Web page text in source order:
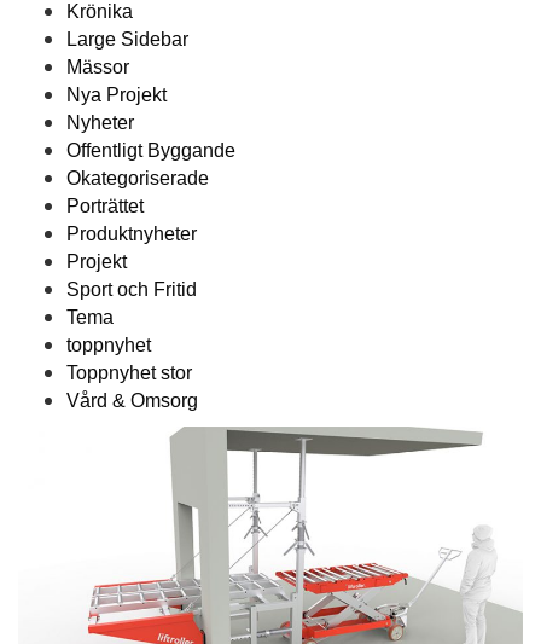
Krönika
Large Sidebar
Mässor
Nya Projekt
Nyheter
Offentligt Byggande
Okategoriserade
Porträttet
Produktnyheter
Projekt
Sport och Fritid
Tema
toppnyhet
Toppnyhet stor
Vård & Omsorg